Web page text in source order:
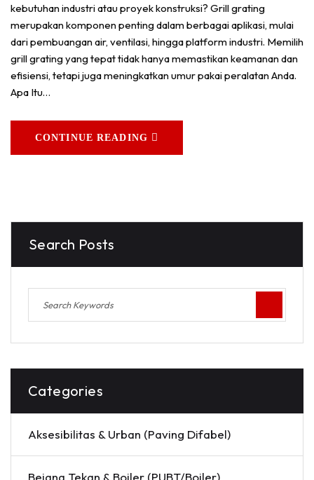
kebutuhan industri atau proyek konstruksi? Grill grating
merupakan komponen penting dalam berbagai aplikasi, mulai
dari pembuangan air, ventilasi, hingga platform industri. Memilih
grill grating yang tepat tidak hanya memastikan keamanan dan
efisiensi, tetapi juga meningkatkan umur pakai peralatan Anda.
Apa Itu…
CONTINUE READING
Search Posts
Categories
Aksesibilitas & Urban (Paving Difabel)
Bejana Tekan & Boiler (PUBT/Boiler)